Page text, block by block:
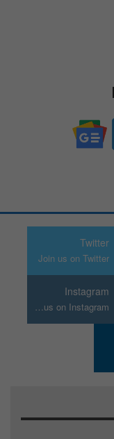
Twitter
Join us on Twitter
Instagram
Join us on Instagram